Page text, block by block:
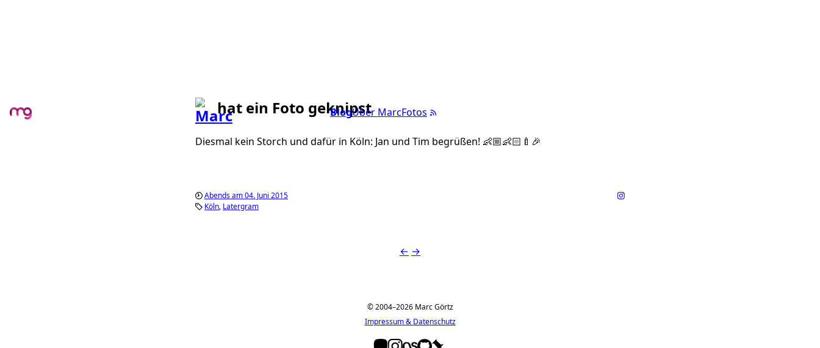
BlogÜber MarcFotos
hat ein Foto geknipst
Diesmal kein Storch und dafür in Köln: Jan und Tim begrüßen! 👶🏼👶🏻🍼🎉
Abends am 04. Juni 2015
Köln Latergram
← →
© 2004–2026 Marc Görtz
Impressum & Datenschutz